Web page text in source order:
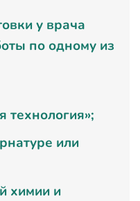
у врача
по одному из
технология»;
или
химии и